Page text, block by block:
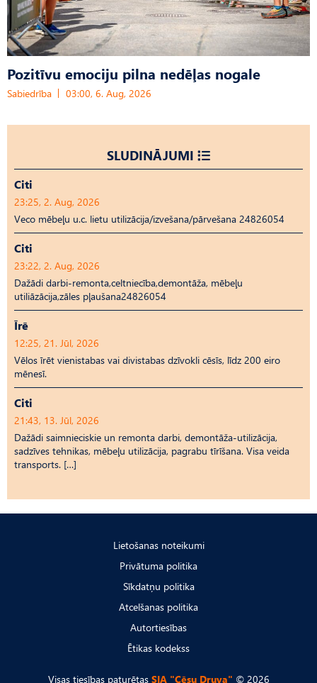
Pozitīvu emociju pilna nedēļas nogale
Sabiedrība 03:00, 6. Aug, 2026
SLUDINĀJUMI
Citi
23:25, 2. Aug, 2026
Veco mēbeļu u.c. lietu utilizācija/izvešana/pārvešana 24826054
Citi
23:22, 2. Aug, 2026
Dažādi darbi-remonta,celtniecība,demontāža, mēbeļu
utiliāzācija,zāles pļaušana24826054
Īrē
12:25, 21. Jūl, 2026
Vēlos īrēt vienistabas vai divistabas dzīvokli cēsīs, līdz 200 eiro
mēnesī.
Citi
21:43, 13. Jūl, 2026
Dažādi saimnieciskie un remonta darbi, demontāža-utilizācija,
sadzīves tehnikas, mēbeļu utilizācija, pagrabu tīrīšana. Visa veida
transports. […]
Lietošanas noteikumi
Privātuma politika
Sīkdatņu politika
Atcelšanas politika
Autortiesības
Ētikas kodekss
Visas tiesības paturētas SIA "Cēsu Druva" © 2026